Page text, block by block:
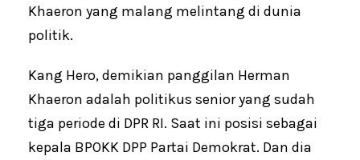
Khaeron yang malang melintang di dunia
politik.
Kang Hero, demikian panggilan Herman
Khaeron adalah politikus senior yang sudah
tiga periode di DPR RI. Saat ini posisi sebagai
kepala BPOKK DPP Partai Demokrat. Dan dia